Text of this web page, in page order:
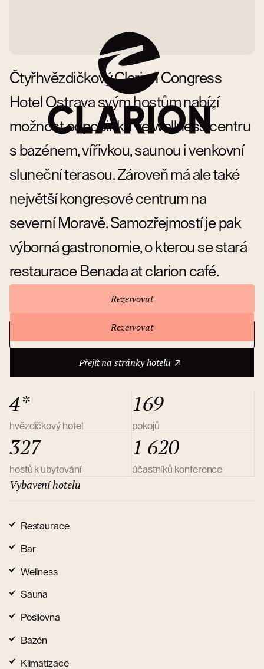
Čtyřhvězdičkový Clarion Congress
Hotel Ostrava svým hostům nabízí
možnost odpočinku ve wellness centru
s bazénem, vířivkou, saunou i venkovní
sluneční terasou. Zároveň má ale také
největší kongresové centrum na
severní Moravě. Samozřejmostí je pak
výborná gastronomie, o kterou se stará
restaurace Benada at clarion café.
Rezervovat
Rezervovat
Přejít na stránky hotelu
Přejít na stránky hotelu
4*
hvězdičkový hotel
169
pokojů
327
hostů k ubytování
1 620
účastníků konference
Vybavení hotelu
Restaurace
Bar
Wellness
Sauna
Posilovna
Bazén
Klimatizace